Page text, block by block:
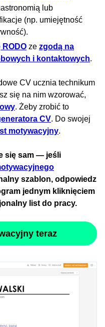
lub
(np. umiejętność
ze zgodą na
i kontaktowych.
CV ucznia technikum
się na nim wzorować,
. Żeby zrobić to
CV. Do swojej
motywacyjny.
się sam — jeśli
szablon, odpowiedz
jednym kliknięciem
list do pracy.
teraz